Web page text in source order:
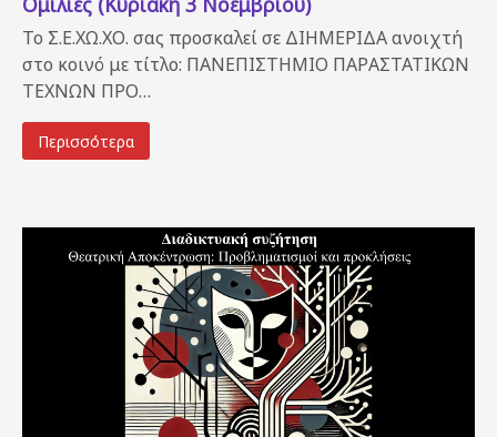
Το Σ.Ε.ΧΩ.ΧΟ. σας προσκαλεί σε ΔΙΗΜΕΡΙΔΑ ανοιχτή
στο κοινό με τίτλο: ΠΑΝΕΠΙΣΤΗΜΙΟ ΠΑΡΑΣΤΑΤΙΚΩΝ
ΤΕΧΝΩΝ ΠΡΟ…
Περισσότερα